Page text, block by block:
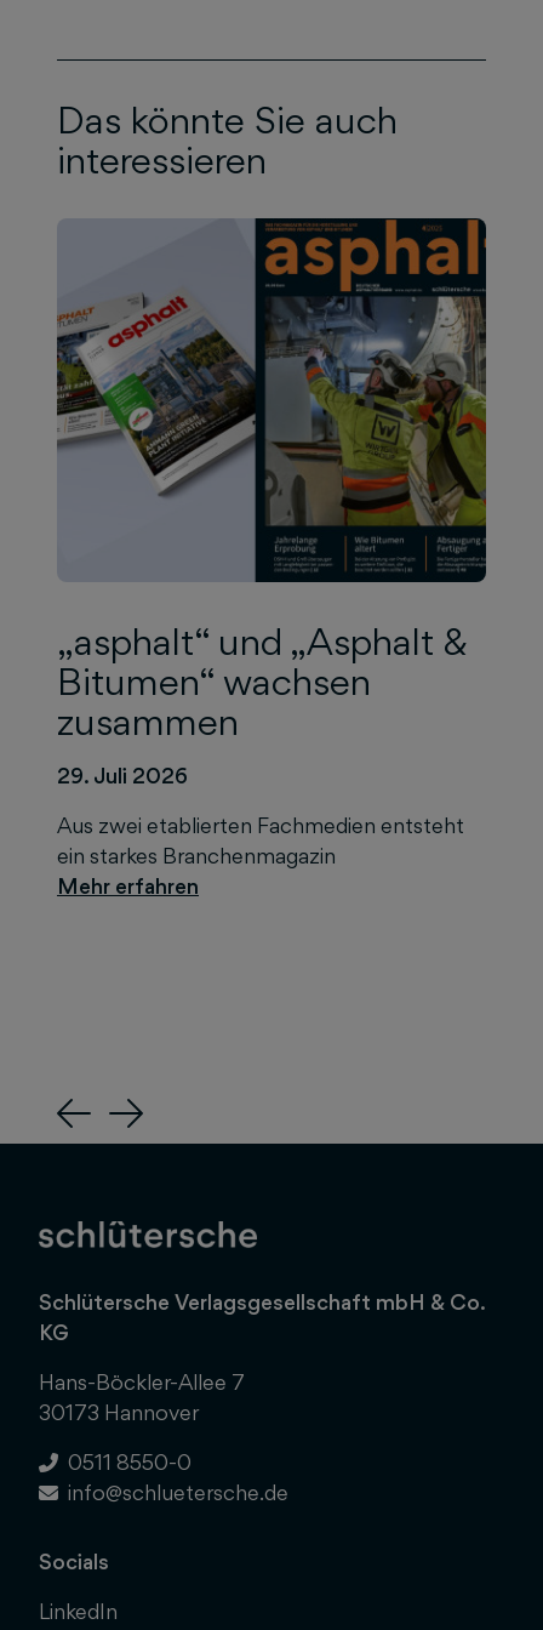
Das könnte Sie auch
interessieren
„asphalt“ und „Asphalt &
Bitumen“ wachsen
zusammen
29. Juli 2026
Aus zwei etablierten Fachmedien entsteht
ein starkes Branchenmagazin
Previous
Next
Schlütersche Verlagsgesellschaft mbH & Co.
KG
Hans-Böckler-Allee 7
30173 Hannover
0511 8550-0
info@schluetersche.de
Socials
LinkedIn